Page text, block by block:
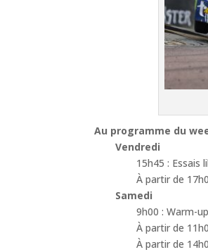
Au programme du
Vendredi
15h45 : Essais
À partir de
Samedi
9h00 : Warm-up
À partir de
À partir de